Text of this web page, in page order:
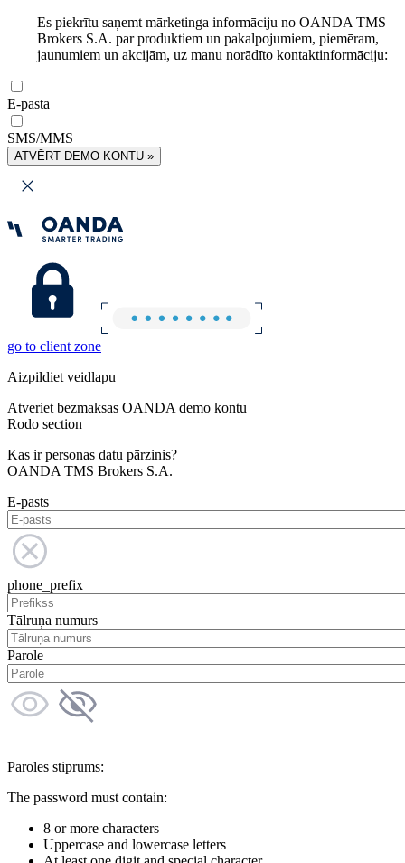
Es piekrītu saņemt mārketinga informāciju no OANDA TMS
Brokers S.A. par produktiem un pakalpojumiem, piemēram,
jaunumiem un akcijām, uz manu norādīto kontaktinformāciju:
E-pasta
SMS/MMS
ATVĒRT DEMO KONTU »
go to client zone
Aizpildiet veidlapu
Atveriet bezmaksas OANDA demo kontu
Rodo section
Kas ir personas datu pārzinis?
OANDA TMS Brokers S.A.
E-pasts
phone_prefix
Tālruņa numurs
Parole
Paroles stiprums:
The password must contain:
8 or more characters
Uppercase and lowercase letters